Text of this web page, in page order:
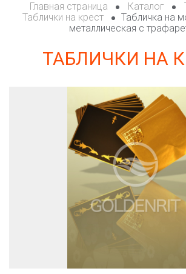
Главная страница Каталог
Таблички на крест
Табличка на
металлическая с
ТАБЛИЧКИ НА